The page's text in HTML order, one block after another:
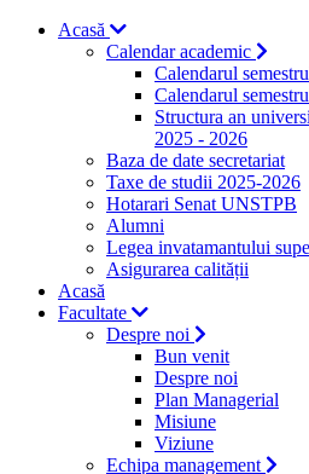
Acasă
Calendar academic
Calendarul
Calendarul
Structura an
2025 - 2026
Baza de date secretariat
Taxe de studii 2025-2026
Hotarari Senat UNSTPB
Alumni
Legea invatamantului
Asigurarea calității
Acasă
Facultate
Despre noi
Bun venit
Despre noi
Plan Managerial
Misiune
Viziune
Echipa management